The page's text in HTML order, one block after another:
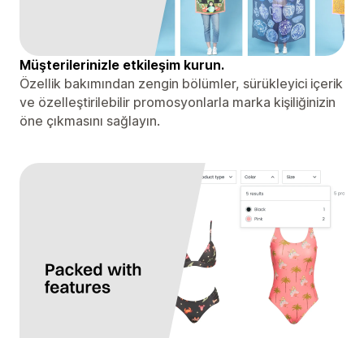
Müşterilerinizle etkileşim kurun.
Özellik bakımından zengin bölümler, sürükleyici içerik
ve özelleştirilebilir promosyonlarla marka kişiliğinizin
öne çıkmasını sağlayın.